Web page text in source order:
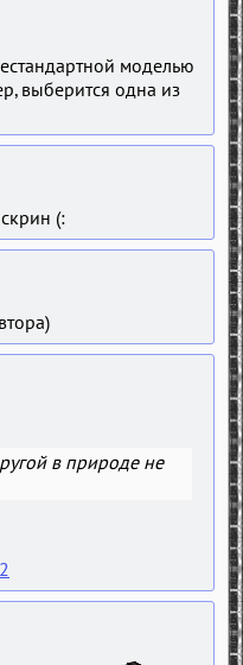
моделью
выберится одна из
(:
в природе не